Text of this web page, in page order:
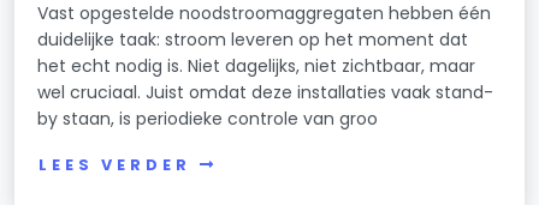
Vast opgestelde noodstroomaggregaten hebben één
duidelijke taak: stroom leveren op het moment dat
het echt nodig is. Niet dagelijks, niet zichtbaar, maar
wel cruciaal. Juist omdat deze installaties vaak stand-
by staan, is periodieke controle van groo
LEES VERDER